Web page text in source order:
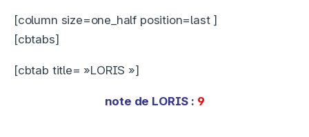
[column size=one_half position=last ]
[cbtabs]
[cbtab title= »LORIS »]
note de LORIS : 9